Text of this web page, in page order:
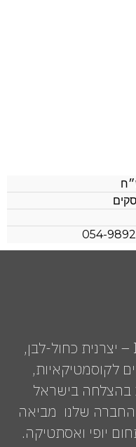
IMPULS MEDICAL GROUP – יצרנית כחול-לבן,
לקוסמטיקאיות,
בהצלחה בישראל
החברה שלנו מביאה
יופי ואסתטיקה.